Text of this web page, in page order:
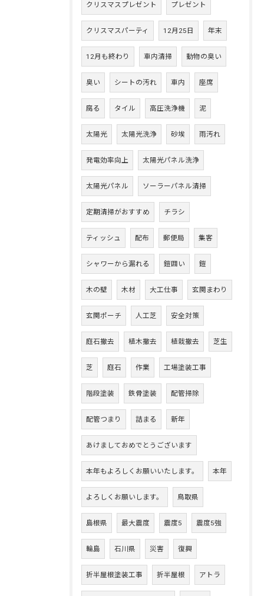
クリスマスプレゼント プレゼント
クリスマスパーティ 12月25日 年末
12月も終わり 車内清掃 動物の臭い
臭い シートの汚れ 車内 座席
腐る タイル 高圧洗浄機 泥
太陽光 太陽光洗浄 砂埃 雨汚れ
発電効率向上 太陽光パネル洗浄
太陽光パネル ソーラーパネル清掃
定期清掃がおすすめ チラシ
ティッシュ 配布 郵便局 集客
シャワーから漏れる 鎧囲い 鎧
木の壁 木材 大工仕事 玄関まわり
玄関ポーチ 人工芝 安全対策
庭石撤去 植木撤去 植栽撤去 芝生
芝 庭石 作業 工場塗装工事
階段塗装 鉄骨塗装 配管掃除
配管つまり 詰まる 新年
あけましておめでとうございます
本年もよろしくお願いいたします。 本年
よろしくお願いします。 鳥取県
島根県 最大震度 震度5 震度5強
輪島 石川県 災害 復興
折半屋根塗装工事 折半屋根 アトラ